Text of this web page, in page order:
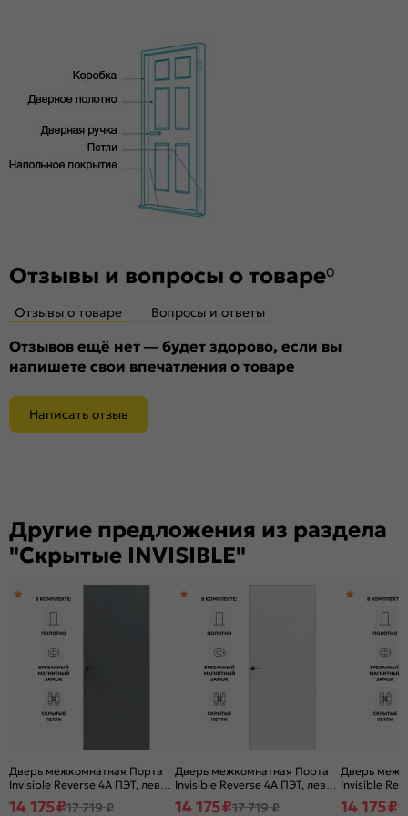
Без стекла
Декор
Особенности
Двери с алюминиевой кромкой укомплектованы
механизмом магнитной защелки для легкого и практически
бесшумного закрывания; выполнена фрезеровка под
Отзывы и вопросы о товаре0
Отзывы о товаре Вопросы и ответы
Отзывов ещё нет — будет здорово, если вы
напишете свои впечатления о товаре
Написать отзыв
Другие предложения из раздела
"Скрытые INVISIBLE"
Дверь межкомнатная Порта
Invisible Reverse 4A ПЭТ, левое
открывание, Shellac Graphite,
глухая, скрытая, кромка
14 175₽17 719 ₽
Дверь межкомнатная Порта
Invisible Reverse 4A ПЭТ, левое
открывание, Shellac White,
глухая, скрытая, кромка
14 175₽17 719 ₽
Дверь
Invisible
правое
White,
14 175₽